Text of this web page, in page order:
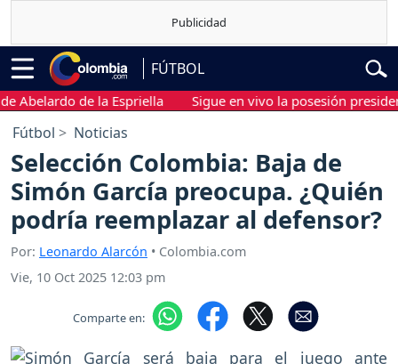
FÚTBOL
de la Espriella Sigue en vivo la posesión
Fútbol Noticias
Selección Colombia: Baja de
Simón García preocupa. ¿Quién
podría reemplazar al defensor?
Por: Leonardo Alarcón • Colombia.com
Vie, 10 Oct 2025 12:03 pm
Comparte en: